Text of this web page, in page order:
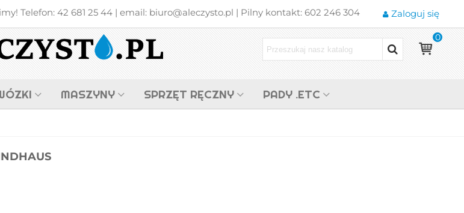
Telefon: 42 681 25 44 | email: biuro@aleczysto.pl | Pilny kontakt: 602 246 304 Zaloguj się
0
MASZYNY SPRZĘT RĘCZNY PADY .ETC